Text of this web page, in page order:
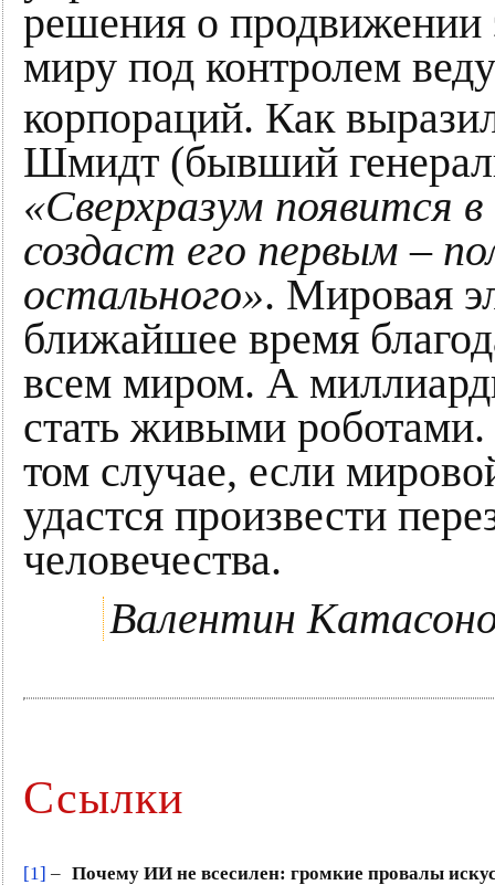
решения о продвижении
миру под контролем
корпораций. Как
Шмидт (бывший
«Сверхразум появится
создаст его первым –
остального». Мировая
ближайшее время
всем миром. А
стать живыми
том случае, если
удастся произвести
человечества.
Валентин
Ссылки
[1] – Почему ИИ не всесилен: громкие провалы